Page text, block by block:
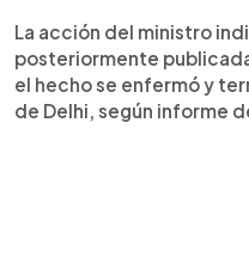
La acción del ministro
posteriormente
el hecho se enfermó y
de Delhi, según informe